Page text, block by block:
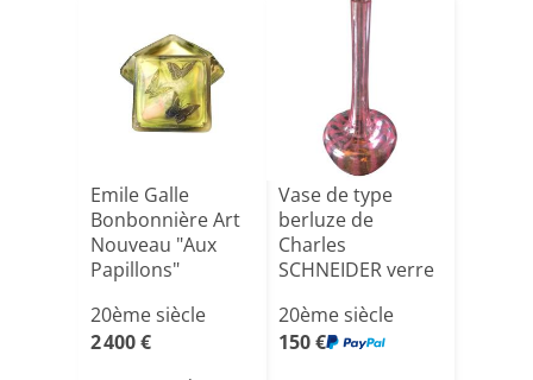
Emile Galle
Bonbonnière Art
Nouveau "Aux
Papillons"
20ème siècle
2 400 €
Vase de type
berluze de
Charles
SCHNEIDER verre
signatur[...]
20ème siècle
150 €